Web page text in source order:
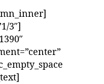
3″]